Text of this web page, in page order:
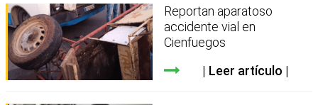
Reportan aparatoso
accidente vial en
Cienfuegos
Leer artículo